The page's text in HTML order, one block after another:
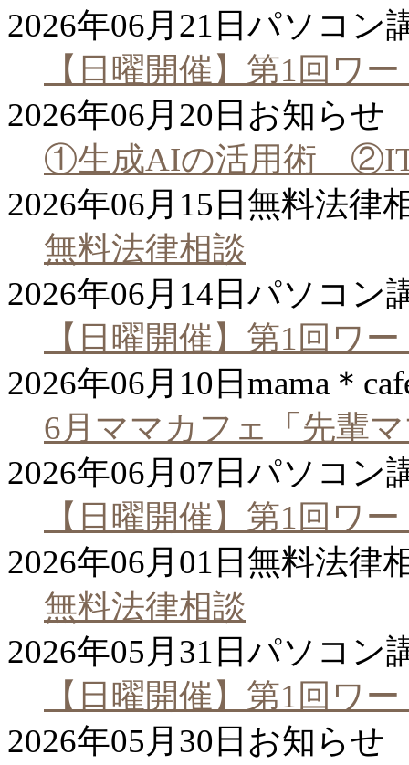
2026年06月21日 パソコン
【日曜開催】第1回ワ
2026年06月20日 お知らせ
①生成AIの活用術 ②IT
2026年06月15日 無料法律
無料法律相談
2026年06月14日 パソコン
【日曜開催】第1回ワ
2026年06月10日 mama＊
6月ママカフェ「先輩
2026年06月07日 パソコン
【日曜開催】第1回ワ
2026年06月01日 無料法律
無料法律相談
2026年05月31日 パソコン
【日曜開催】第1回ワ
2026年05月30日 お知らせ